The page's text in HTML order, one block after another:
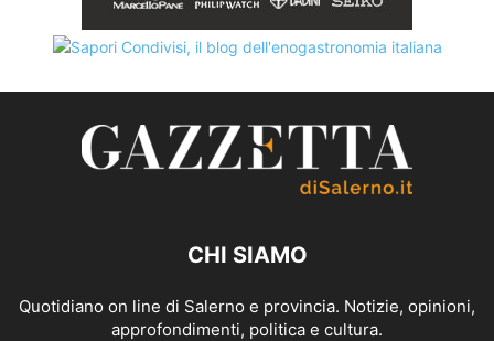
CHI SIAMO
Quotidiano on line di Salerno e provincia. Notizie, opinioni,
approfondimenti, politica e cultura.